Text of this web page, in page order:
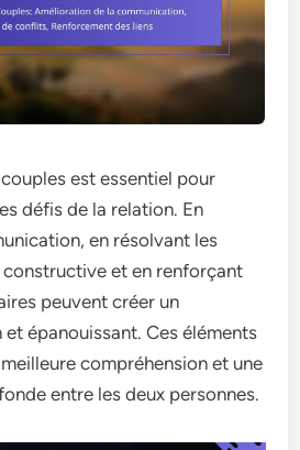
est essentiel pour
défis de la relation. En
en résolvant les
et en renforçant
peuvent créer un
épanouissant. Ces éléments
compréhension et une
entre les deux personnes.